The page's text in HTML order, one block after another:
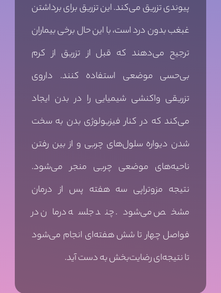
پیوندی تزریق می‌کند. این تزریق برای برداشتن
غبغب بدون درد است، با این حال برخی بیماران
ترجیح می‌دهند که قبل از تزریق از کرم
بی‌حسی موضعی استفاده کنند. داروی
تزریقی واکنشی شیمیایی را در بدن ایجاد
می‌کند که در کنار فیزیولوژی بدن به سخت
شدن دیواره سلول‌های چربی و از بین رفتن
ناحیه‌های موضعی چربی منجر می‌شود.
نتیجه مزوتراپی سه هفته پس از درمان
مشخص می‌شود. چند جلسه درمان در
فواصل چهار تا شش هفته‌ای انجام می‌شود
تا نتیجه‌ای رضایت‌بخش به دست آید.